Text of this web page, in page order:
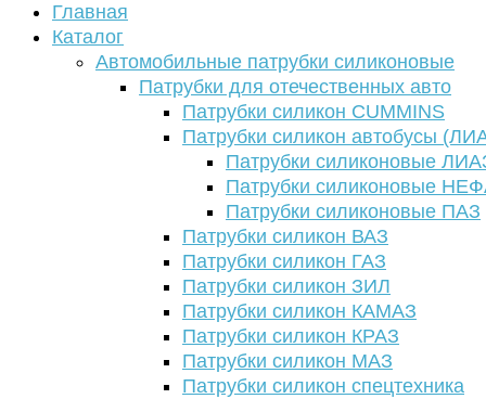
Главная
Каталог
Автомобильные патрубки силиконовые
Патрубки для отечественных авто
Патрубки силикон CUMMINS
Патрубки силикон автобусы
Патрубки силиконовые
Патрубки силиконовые
Патрубки силиконовые ПАЗ
Патрубки силикон ВАЗ
Патрубки силикон ГАЗ
Патрубки силикон ЗИЛ
Патрубки силикон КАМАЗ
Патрубки силикон КРАЗ
Патрубки силикон МАЗ
Патрубки силикон спецтехника